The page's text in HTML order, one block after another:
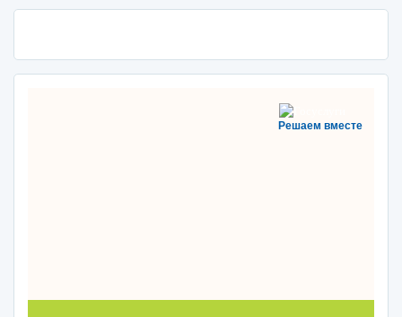
Решаем вместе